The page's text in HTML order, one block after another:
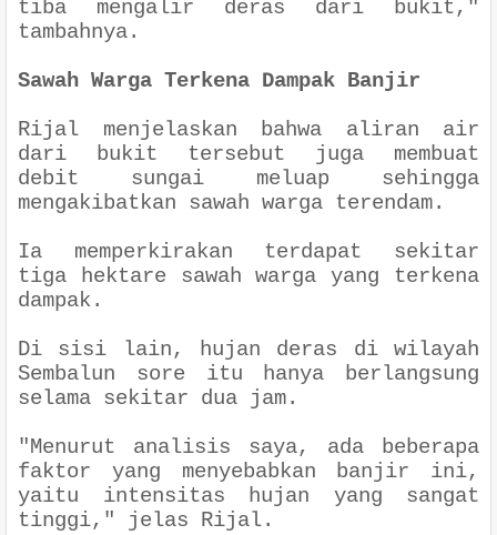
tiba mengalir deras dari bukit,"
tambahnya.
Sawah Warga Terkena Dampak Banjir
Rijal menjelaskan bahwa aliran air
dari bukit tersebut juga membuat
debit sungai meluap sehingga
mengakibatkan sawah warga terendam.
Ia memperkirakan terdapat sekitar
tiga hektare sawah warga yang terkena
dampak.
Di sisi lain, hujan deras di wilayah
Sembalun sore itu hanya berlangsung
selama sekitar dua jam.
"Menurut analisis saya, ada beberapa
faktor yang menyebabkan banjir ini,
yaitu intensitas hujan yang sangat
tinggi," jelas Rijal.